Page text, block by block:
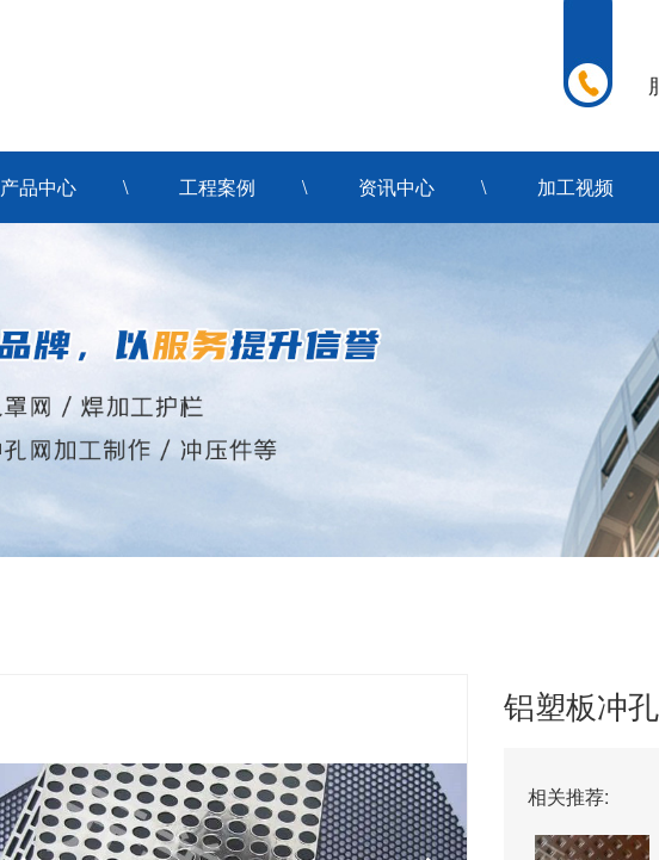
产品中心 工程案例 资讯中心 加工视频
铝塑板冲
相关推荐: